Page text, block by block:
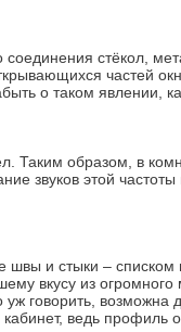
стёкол,
частей
о таком явлении,
Таким образом, в
звуков этой
и стыки – списком
вкусу из
говорить, возможна
ведь профиль